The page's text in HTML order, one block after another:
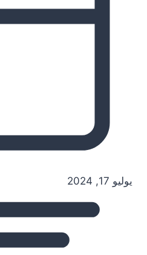
يوليو 17, 2024